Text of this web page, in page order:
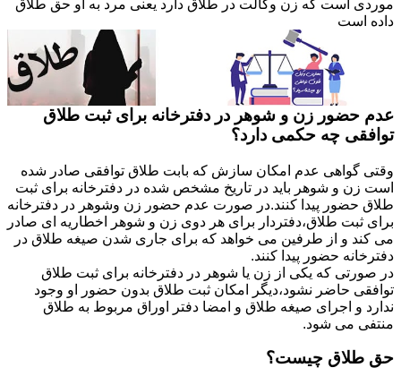
موردی است که زن وکالت در طلاق دارد یعنی مرد به او حق طلاق
داده است
عدم حضور زن و شوهر در دفترخانه برای ثبت طلاق
توافقی چه حکمی دارد؟
وقتی گواهی عدم امکان سازش که بابت طلاق توافقی صادر شده
است زن و شوهر باید در تاریخ مشخص شده در دفترخانه برای ثبت
طلاق حضور پیدا کنند.در صورت عدم حضور زن وشوهر در دفترخانه
برای ثبت طلاق،دفتردار برای هر دوی زن و شوهر اخطاریه ای صادر
می کند و از طرفین می خواهد که برای جاری شدن صیغه طلاق در
دفترخانه حضور پیدا کنند.
در صورتی که یکی از زن یا شوهر در دفترخانه برای ثبت طلاق
توافقی حاضر نشود،دیگر امکان ثبت طلاق بدون حضور او وجود
ندارد و اجرای صیغه طلاق و امضا دفتر اوراق مربوط به طلاق
منتفی می شود.
حق طلاق چیست؟